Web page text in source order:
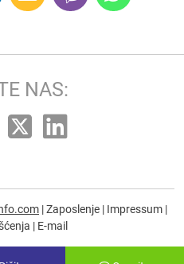
NAS:
|Zaposlenje | Impressum |
| E-mail